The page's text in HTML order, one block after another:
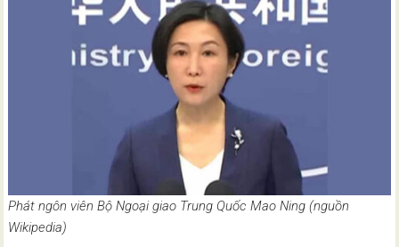
Phát ngôn viên Bộ Ngoại giao Trung Quốc Mao Ning (nguồn
Wikipedia)